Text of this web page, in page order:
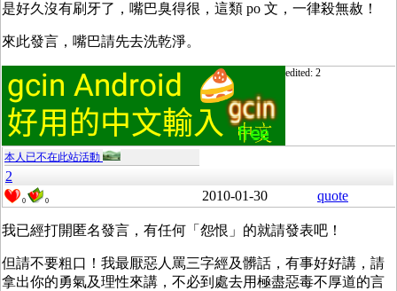
是好久沒有刷牙了，嘴巴臭得很，這類 po 文，一律殺無赦！
來此發言，嘴巴請先去洗乾淨。
edited: 2
本人已不在此站活動
2
0 0 2010-01-30 quote
我已經打開匿名發言，有任何「怨恨」的就請發表吧！
但請不要粗口！我最厭惡人罵三字經及髒話，有事好好講，請
拿出你的勇氣及理性來講，不必到處去用極盡惡毒不厚道的言